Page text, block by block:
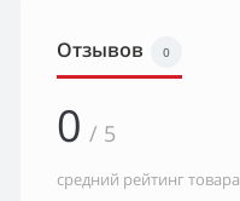
Отзывов 0
0 / 5
средний рейтинг товара